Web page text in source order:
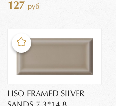
127 руб
LISO FRAMED SILVER